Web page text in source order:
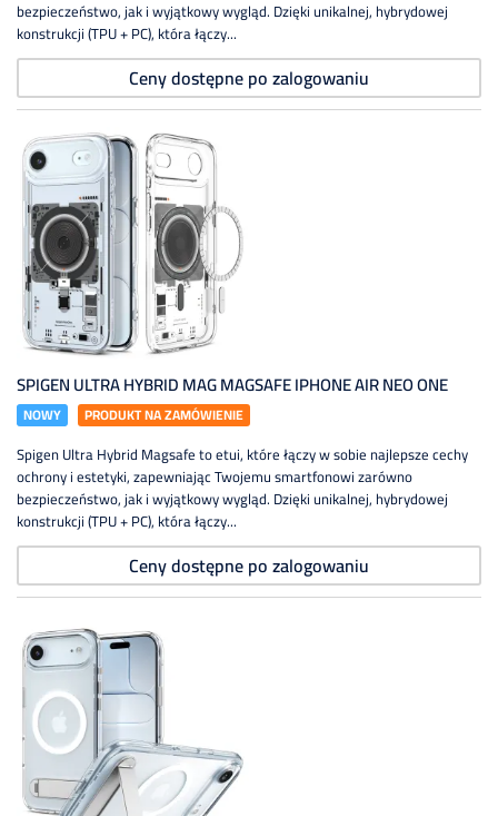
bezpieczeństwo, jak i wyjątkowy wygląd. Dzięki unikalnej, hybrydowej
konstrukcji (TPU + PC), która łączy...
Ceny dostępne po zalogowaniu
SPIGEN ULTRA HYBRID MAG MAGSAFE IPHONE AIR NEO ONE
NOWY PRODUKT NA ZAMÓWIENIE
Spigen Ultra Hybrid Magsafe to etui, które łączy w sobie najlepsze cechy
ochrony i estetyki, zapewniając Twojemu smartfonowi zarówno
bezpieczeństwo, jak i wyjątkowy wygląd. Dzięki unikalnej, hybrydowej
konstrukcji (TPU + PC), która łączy...
Ceny dostępne po zalogowaniu